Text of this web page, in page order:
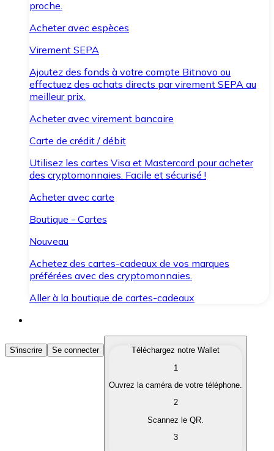
proche.
Acheter avec espèces
Virement SEPA
Ajoutez des fonds à votre compte Bitnovo ou
effectuez des achats directs par virement SEPA au
meilleur prix.
Acheter avec virement bancaire
Carte de crédit / débit
Utilisez les cartes Visa et Mastercard pour acheter
des cryptomonnaies. Facile et sécurisé !
Acheter avec carte
Boutique - Cartes
Nouveau
Achetez des cartes-cadeaux de vos marques
préférées avec des cryptomonnaies.
Aller à la boutique de cartes-cadeaux
Acheter des Cryptomonnaies
Achetez les cryptomonnaies qui vous intéressent
Convertissez vos cryptomonnaies en monnaie
S'inscrire Se connecter
Téléchargez notre Wallet
1
Ouvrez la caméra de votre téléphone.
2
Scannez le QR.
3